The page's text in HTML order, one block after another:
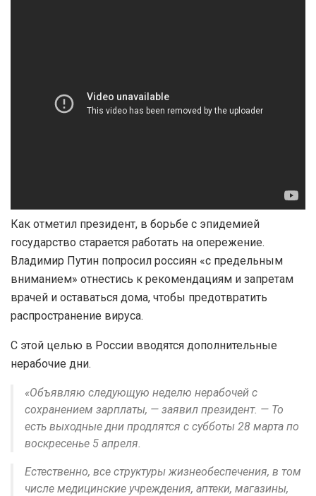
Как отметил президент, в борьбе с эпидемией
государство старается работать на опережение.
Владимир Путин попросил россиян «с предельным
вниманием» отнестись к рекомендациям и запретам
врачей и оставаться дома, чтобы предотвратить
распространение вируса.
С этой целью в России вводятся дополнительные
нерабочие дни.
«Объявляю следующую неделю нерабочей с
сохранением зарплаты, — заявил президент. — То
есть выходные дни продлятся с субботы 28 марта по
воскресенье 5 апреля.
Естественно, все структуры жизнеобеспечения, в том
числе медицинские учреждения, аптеки, магазины,